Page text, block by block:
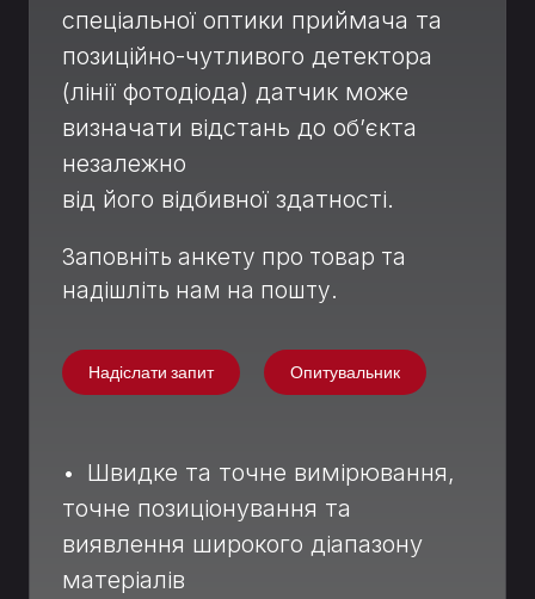
спеціальної оптики приймача та
позиційно-чутливого детектора
(лінії фотодіода) датчик може
визначати відстань до об’єкта
незалежно
від його відбивної здатності.
Заповніть анкету про товар та
надішліть нам на пошту.
Надіслати запит Опитувальник
• Швидке та точне вимірювання,
точне позиціонування та
виявлення широкого діапазону
матеріалів